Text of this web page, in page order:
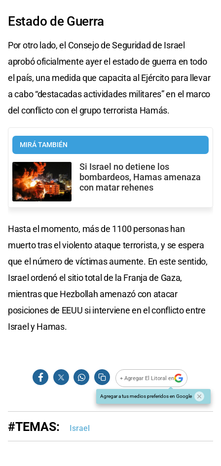
Estado de Guerra
Por otro lado, el Consejo de Seguridad de Israel
aprobó oficialmente ayer el estado de guerra en todo
el país, una medida que capacita al Ejército para llevar
a cabo “destacadas actividades militares” en el marco
del conflicto con el grupo terrorista Hamás.
MIRÁ TAMBIÉN
Si Israel no detiene los
bombardeos, Hamas amenaza
con matar rehenes
Hasta el momento, más de 1100 personas han
muerto tras el violento ataque terrorista, y se espera
que el número de víctimas aumente. En este sentido,
Israel ordenó el sitio total de la Franja de Gaza,
mientras que Hezbollah amenazó con atacar
posiciones de EEUU si interviene en el conflicto entre
Israel y Hamas.
+ Agregar El Litoral en
Agregar a tus medios preferidos en Google
#TEMAS: Israel